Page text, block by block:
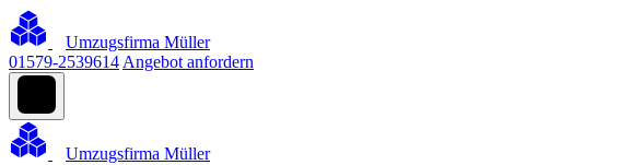
Umzugsfirma Müller
01579-2539614 Angebot anfordern
Umzugsfirma Müller